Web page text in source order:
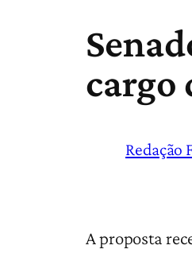
cargo
Redação
A proposta